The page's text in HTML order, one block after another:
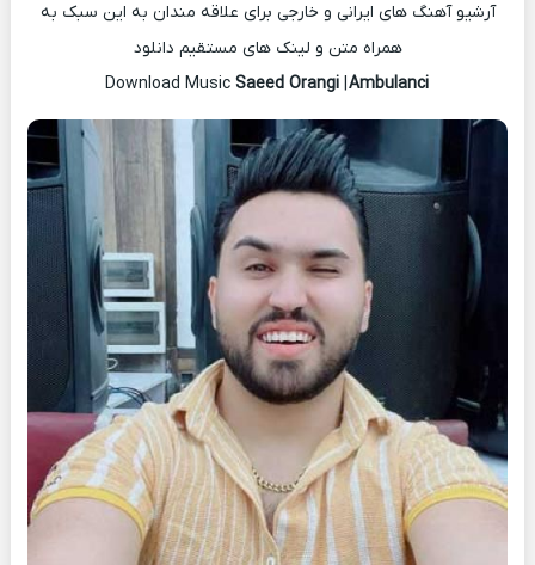
آرشیو آهنگ های ایرانی و خارجی برای علاقه مندان به این سبک به
همراه متن و لینک های مستقیم دانلود
Saeed Orangi |Ambulanci